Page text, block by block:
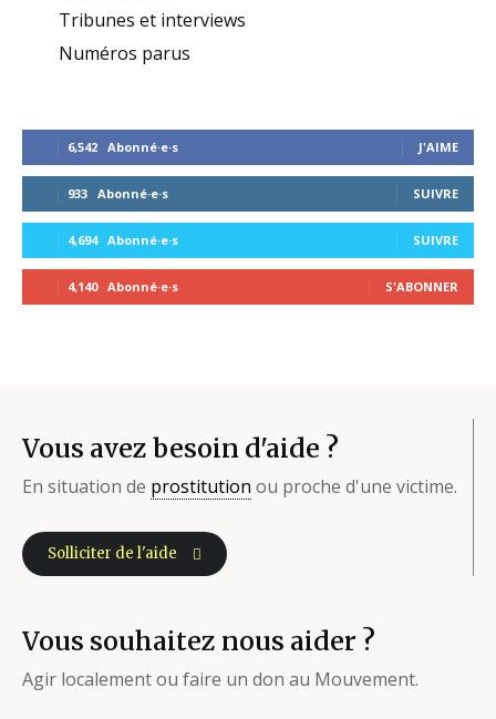
Tribunes et interviews
Numéros parus
6,542 Abonné·e·s J'AIME
933 Abonné·e·s SUIVRE
4,694 Abonné·e·s SUIVRE
4,140 Abonné·e·s S'ABONNER
Vous avez besoin d'aide ?
En situation de prostitution ou proche d'une victime.
Solliciter de l'aide
Vous souhaitez nous aider ?
Agir localement ou faire un don au Mouvement.